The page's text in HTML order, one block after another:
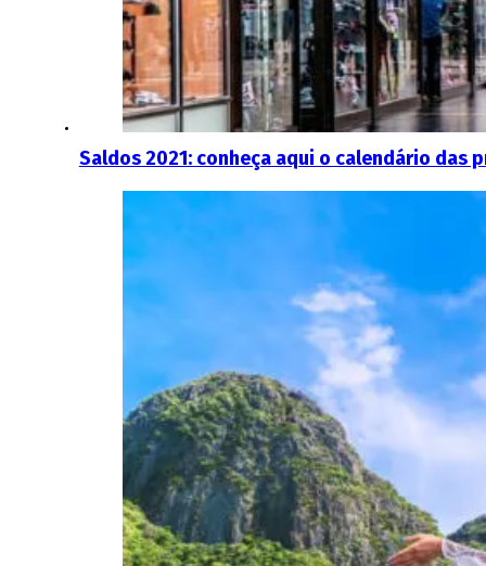
Saldos 2021: conheça aqui o calendário das